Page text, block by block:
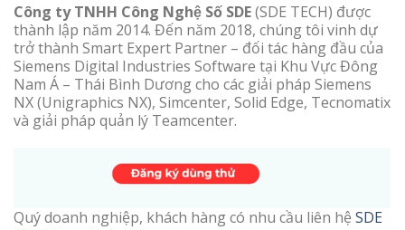
Công ty TNHH Công Nghệ Số SDE(SDE TECH) được
thành lập năm 2014. Đến năm 2018, chúng tôi vinh dự
trở thành Smart Expert Partner – đối tác hàng đầu của
Siemens Digital Industries Software tại Khu Vực Đông
Nam Á – Thái Bình Dương cho các giải pháp Siemens
NX (Unigraphics NX), Simcenter, Solid Edge, Tecnomatix
và giải pháp quản lý Teamcenter.
Quý doanh nghiệp, khách hàng có nhu cầu liên hệ SDE